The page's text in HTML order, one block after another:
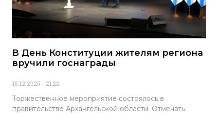
В День Конституции жителям региона
вручили госнаграды
15.12.2025 21:22
Торжественное мероприятие состоялось в
правительстве Архангельской области. Отмечать